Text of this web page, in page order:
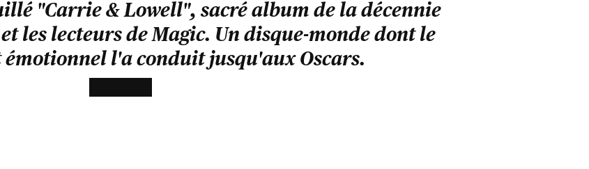
"Carrie & Lowell", sacré album de la décennie
les lecteurs de Magic. Un disque-monde dont le
l'a conduit jusqu'aux Oscars.